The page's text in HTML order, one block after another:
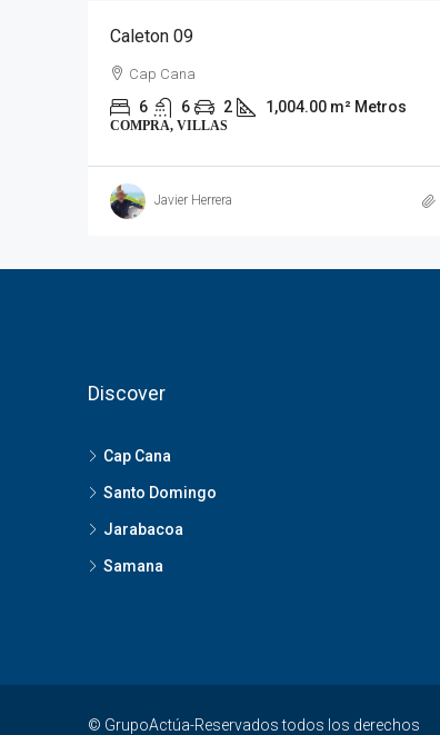
Caleton 09
Cap Cana
6 6 2 1,004.00 m² Metros
COMPRA, VILLAS
Javier Herrera
Discover
Cap Cana
Santo Domingo
Jarabacoa
Samana
© GrupoActúa-Reservados todos los derechos